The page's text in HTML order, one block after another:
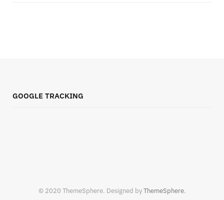
GOOGLE TRACKING
© 2020 ThemeSphere. Designed byThemeSphere.